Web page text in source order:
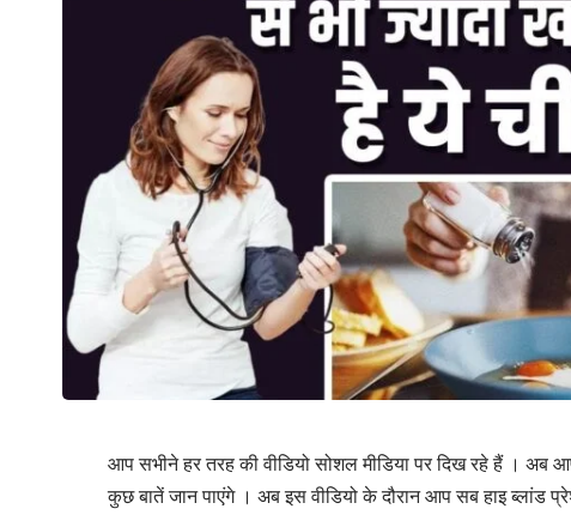
आप सभीने हर तरह की वीडियो सोशल मीडिया पर दिख रहे हैं ।
कुछ बातें जान पाएंगे । अब इस वीडियो के दौरान आप सब हाइ ब्लांड